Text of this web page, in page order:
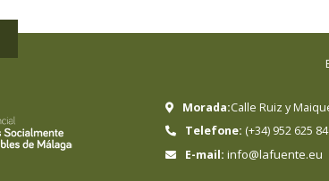
Morada:Calle Ruiz y
Telefone: (+34) 952 625
E-mail: info@lafuente.eu